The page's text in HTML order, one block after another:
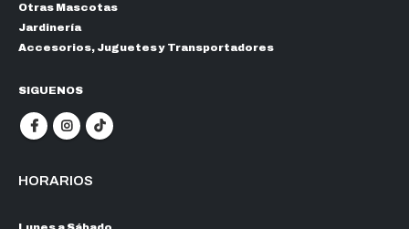
Otras Mascotas
Jardinería
Accesorios, Juguetes y Transportadores
SIGUENOS
HORARIOS